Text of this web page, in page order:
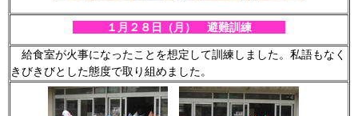
１月２８ 日（月） 避難訓練
給食室が火事になったことを想定して訓練しました。私語もなく
きびきびとした態度で取り組めました。